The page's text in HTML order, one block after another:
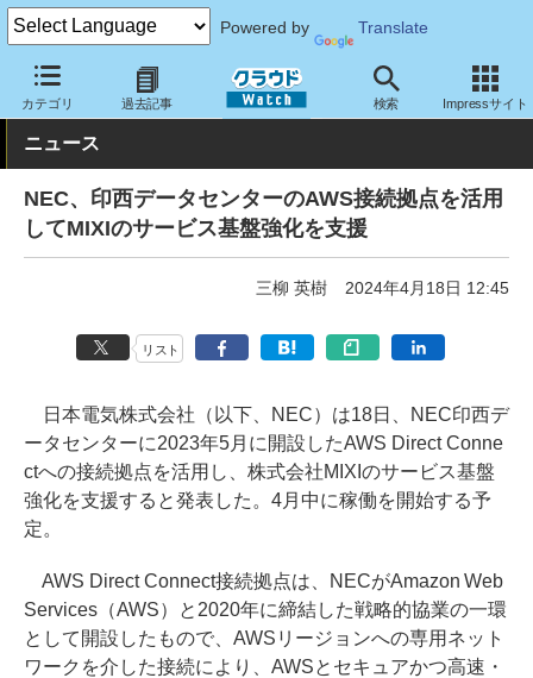
Powered by Translate
カテゴリ 過去記事 検索 Impressサイト
クラウド Watch トピック 導入事例
ニュース
NEC、印西データセンターのAWS接続拠点を活用
してMIXIのサービス基盤強化を支援
三柳 英樹 2024年4月18日 12:45
リスト
日本電気株式会社（以下、NEC）は18日、NEC印西デ
ータセンターに2023年5月に開設したAWS Direct Conne
ctへの接続拠点を活用し、株式会社MIXIのサービス基盤
強化を支援すると発表した。4月中に稼働を開始する予
定。
AWS Direct Connect接続拠点は、NECがAmazon Web
Services（AWS）と2020年に締結した戦略的協業の一環
として開設したもので、AWSリージョンへの専用ネット
ワークを介した接続により、AWSとセキュアかつ高速・